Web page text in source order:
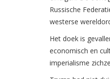
Russische
westerse
Het doek is
economisch en
imperialisme